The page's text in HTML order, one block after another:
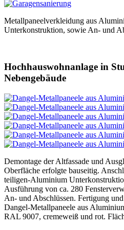
Metallpaneelverkleidung aus
Unterkonstruktion, sowie An- und
Hochhauswohnanlage in
Nebengebäude
Demontage der Altfassade und
Oberfläche erfolgte bauseitig.
teiligen-Aluminium
Ausführung von ca. 280
An- und Abschlüssen. Fertigung
Dangel-Metallpaneele aus
RAL 9007, cremeweiß und rot.